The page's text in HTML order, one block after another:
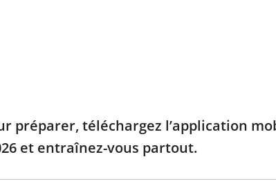
préparer, téléchargez l’application
et entraînez-vous partout.